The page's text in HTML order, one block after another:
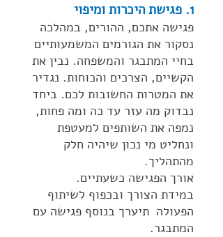
1. פגישת היכרות ומיפוי
פגישה אתכם, ההורים, במהלכה
נסקור את הגורמים המשמעותיים
בחיי המתבגר והמשפחה. נבין את
הקשיים, הצרכים והכוחות. נגדיר
את המטרות החשובות לכם. ביחד
נבדוק מה עזר עד כה ומה פחות,
נמפה את השותפים למעטפת
ונחליט מי נכון שיהיה חלק
מהתהליך.
אורך הפגישה כשעתיים.
במידת הצורך ובכפוף לשיתוף
הפעולה תיערך בנוסף פגישה עם
המתבגר.